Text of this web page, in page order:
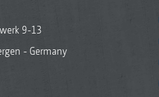
9-13
- Germany